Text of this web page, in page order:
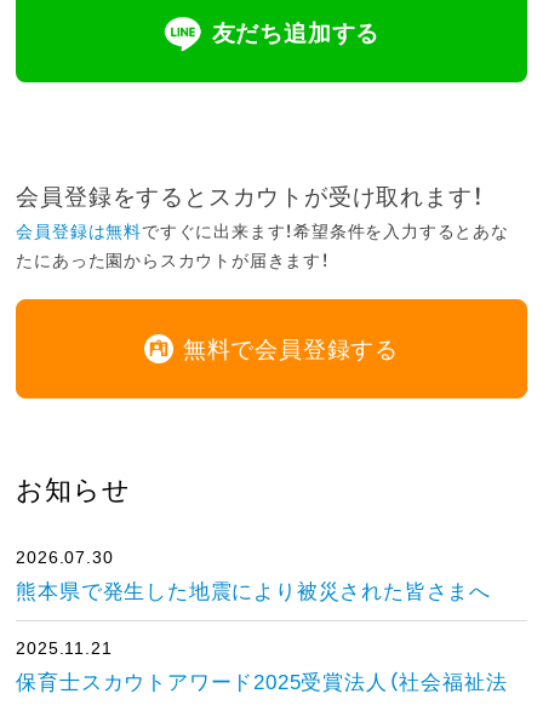
友だち追加する
会員登録をするとスカウトが受け取れます！
会員登録は無料ですぐに出来ます！希望条件を入力するとあな
たにあった園からスカウトが届きます！
無料で会員登録する
お知らせ
2026.07.30
熊本県で発生した地震により被災された皆さまへ
2025.11.21
保育士スカウトアワード2025受賞法人（社会福祉法